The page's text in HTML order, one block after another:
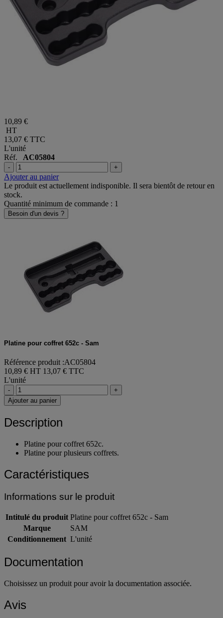
10,89 €
HT
13,07 € TTC
L'unité
Réf. AC05804
- +
Ajouter au panier
Le produit est actuellement indisponible. Il sera bientôt de retour en
stock.
Quantité minimum de commande : 1
Besoin d'un devis ?
Platine pour coffret 652c - Sam
Référence produit :AC05804
10,89 € HT 13,07 € TTC
L'unité
-
+
Ajouter au panier
Description
Platine pour coffret 652c.
Platine pour plusieurs coffrets.
Caractéristiques
Informations sur le produit
Intitulé du produit Platine pour coffret 652c - Sam
Marque
SAM
Conditionnement L'unité
Documentation
Choisissez un produit pour avoir la documentation associée.
Avis